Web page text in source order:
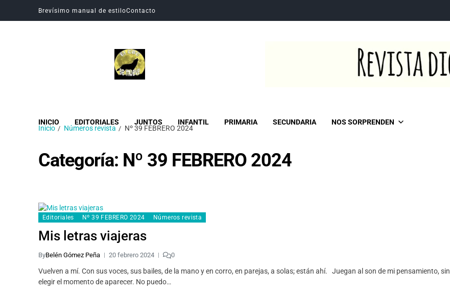
Brevísimo manual de estiloContacto
INICIO EDITORIALES JUNTOS INFANTIL PRIMARIA SECUNDARIA NOS SORPRENDEN
Inicio Números revista Nº 39 FEBRERO 2024
Categoría: Nº 39 FEBRERO 2024
Editoriales Nº 39 FEBRERO 2024 Números revista
Mis letras viajeras
ByBelén Gómez Peña 20 febrero 2024 0
Vuelven a mí. Con sus voces, sus bailes, de la mano y en corro, en parejas, a solas; están ahí. Juegan al son de mi pensamiento, sin
elegir el momento de aparecer. No puedo…